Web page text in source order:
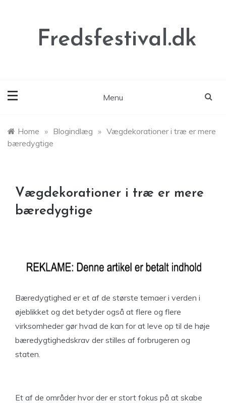
Fredsfestival.dk
Menu
Home » Blogindlæg » Vægdekorationer i træ er mere
bæredygtige
Vægdekorationer i træ er mere
bæredygtige
Bæredygtighed er et af de største temaer i verden i
øjeblikket og det betyder også at flere og flere
virksomheder gør hvad de kan for at leve op til de høje
bæredygtighedskrav der stilles af forbrugeren og
staten.
Et af de områder hvor der er stort fokus på at skabe